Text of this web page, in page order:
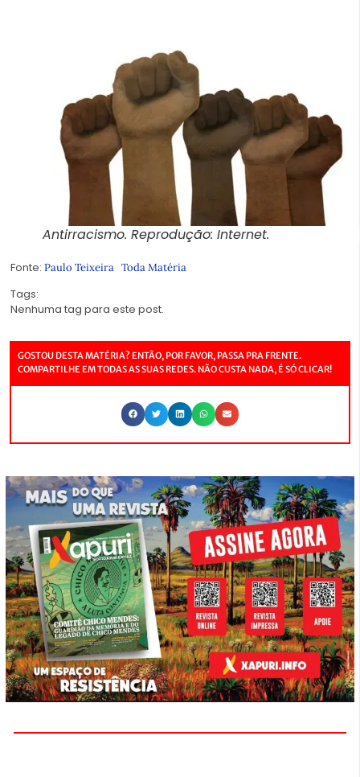
Antirracismo. Reprodução: Internet.
Fonte: Paulo Teixeira Toda Matéria
Tags:
Nenhuma tag para este post.
GOSTOU DESTA MATÉRIA? ENTÃO, POR FAVOR, PASSA PRA FRENTE.
COMPARTILHE EM TODAS AS SUAS REDES. NÃO CUSTA NADA, É SÓ CLICAR!